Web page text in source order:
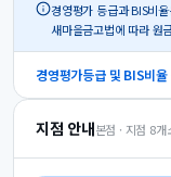
경영평가 등급과 BIS비
새마을금고법에 따라 원
경영평가등급 및 BIS비율
지점 안내본점 · 지점 8개